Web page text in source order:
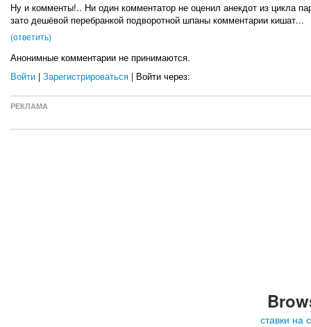
Ну и комменты!.. Ни один комментатор не оценил анекдот из цикла
зато дешёвой перебранкой подворотной шпаны комментарии кишат...
(ответить)
Анонимные комментарии не принимаются.
Войти | Зарегистрироваться | Войти через:
РЕКЛАМА
ставки на